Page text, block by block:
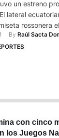
un estreno
lateral
rossonera
internacional
impuso con un
By Raúl Sacta
con cinco
los Juegos